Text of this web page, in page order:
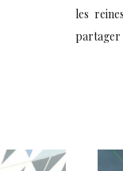
les
partager